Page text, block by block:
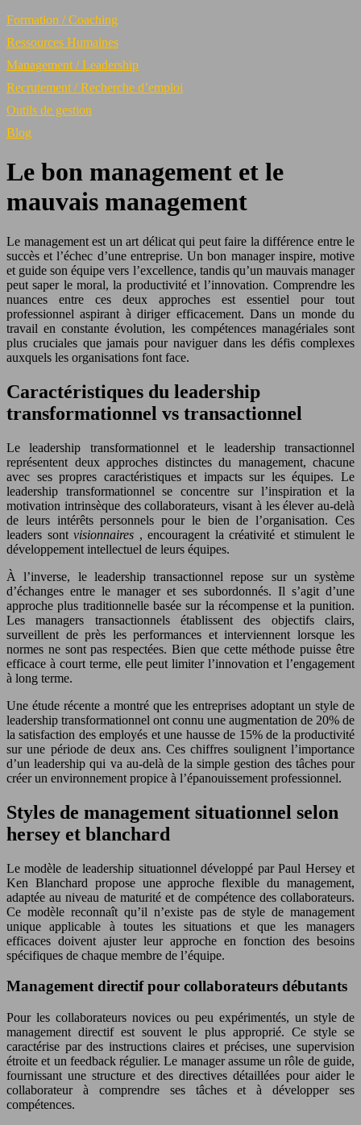
Formation / Coaching
Ressources Humaines
Management / Leadership
Recrutement / Recherche d’emploi
Outils de gestion
Blog
Le bon management et le
mauvais management
Le management est un art délicat qui peut faire la différence entre le
succès et l’échec d’une entreprise. Un bon manager inspire, motive
et guide son équipe vers l’excellence, tandis qu’un mauvais manager
peut saper le moral, la productivité et l’innovation. Comprendre les
nuances entre ces deux approches est essentiel pour tout
professionnel aspirant à diriger efficacement. Dans un monde du
travail en constante évolution, les compétences managériales sont
plus cruciales que jamais pour naviguer dans les défis complexes
auxquels les organisations font face.
Caractéristiques du leadership
transformationnel vs transactionnel
Le leadership transformationnel et le leadership transactionnel
représentent deux approches distinctes du management, chacune
avec ses propres caractéristiques et impacts sur les équipes. Le
leadership transformationnel se concentre sur l’inspiration et la
motivation intrinsèque des collaborateurs, visant à les élever au-delà
de leurs intérêts personnels pour le bien de l’organisation. Ces
leaders sontvisionnaires , encouragent la créativité et stimulent le
développement intellectuel de leurs équipes.
À l’inverse, le leadership transactionnel repose sur un système
d’échanges entre le manager et ses subordonnés. Il s’agit d’une
approche plus traditionnelle basée sur la récompense et la punition.
Les managers transactionnels établissent des objectifs clairs,
surveillent de près les performances et interviennent lorsque les
normes ne sont pas respectées. Bien que cette méthode puisse être
efficace à court terme, elle peut limiter l’innovation et l’engagement
à long terme.
Une étude récente a montré que les entreprises adoptant un style de
leadership transformationnel ont connu une augmentation de 20% de
la satisfaction des employés et une hausse de 15% de la productivité
sur une période de deux ans. Ces chiffres soulignent l’importance
d’un leadership qui va au-delà de la simple gestion des tâches pour
créer un environnement propice à l’épanouissement professionnel.
Styles de management situationnel selon
hersey et blanchard
Le modèle de leadership situationnel développé par Paul Hersey et
Ken Blanchard propose une approche flexible du management,
adaptée au niveau de maturité et de compétence des collaborateurs.
Ce modèle reconnaît qu’il n’existe pas de style de management
unique applicable à toutes les situations et que les managers
efficaces doivent ajuster leur approche en fonction des besoins
spécifiques de chaque membre de l’équipe.
Management directif pour collaborateurs débutants
Pour les collaborateurs novices ou peu expérimentés, un style de
management directif est souvent le plus approprié. Ce style se
caractérise par des instructions claires et précises, une supervision
étroite et un feedback régulier. Le manager assume un rôle de guide,
fournissant une structure et des directives détaillées pour aider le
collaborateur à comprendre ses tâches et à développer ses
compétences.